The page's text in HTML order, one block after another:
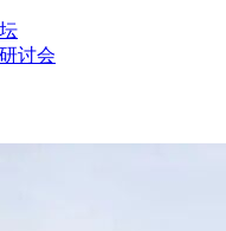
讨会